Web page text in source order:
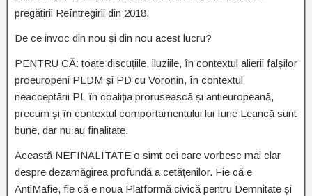
pregătirii Reîntregirii din 2018.
De ce invoc din nou și din nou acest lucru?
PENTRU CĂ: toate discuțiile, iluziile, în contextul alierii falșilor
proeuropeni PLDM și PD cu Voronin, în contextul
neacceptării PL în coaliția prorusească și antieuropeană,
precum și în contextul comportamentului lui Iurie Leancă sunt
bune, dar nu au finalitate.
Această NEFINALITATE o simt cei care vorbesc mai clar
despre dezamăgirea profundă a cetățenilor. Fie că e
AntiMafie, fie că e noua Platformă civică pentru Demnitate și